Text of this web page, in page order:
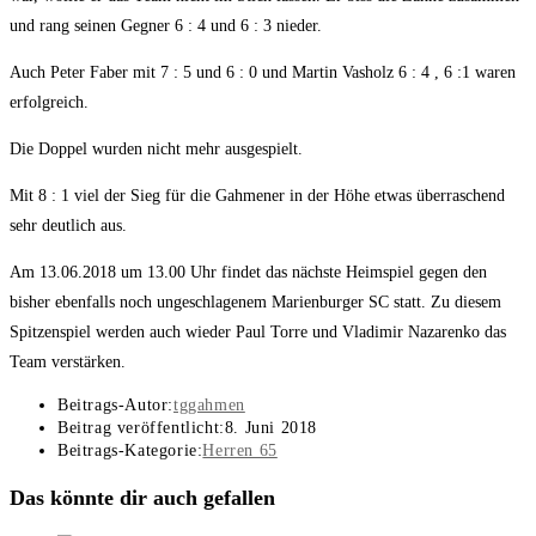
und rang seinen Gegner 6 : 4 und 6 : 3 nieder.
Auch Peter Faber mit 7 : 5 und 6 : 0 und Martin Vasholz 6 : 4 , 6 :1 waren
erfolgreich.
Die Doppel wurden nicht mehr ausgespielt.
Mit 8 : 1 viel der Sieg für die Gahmener in der Höhe etwas überraschend
sehr deutlich aus.
Am 13.06.2018 um 13.00 Uhr findet das nächste Heimspiel gegen den
bisher ebenfalls noch ungeschlagenem Marienburger SC statt. Zu diesem
Spitzenspiel werden auch wieder Paul Torre und Vladimir Nazarenko das
Team verstärken.
Beitrags-Autor:tggahmen
Beitrag veröffentlicht:8. Juni 2018
Beitrags-Kategorie:Herren 65
Das könnte dir auch gefallen